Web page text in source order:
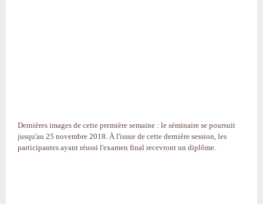
Dernières images de cette première semaine : le séminaire se poursuit
jusqu'au 25 novembre 2018. À l'issue de cette dernière session, les
participantes ayant réussi l'examen final recevront un diplôme.